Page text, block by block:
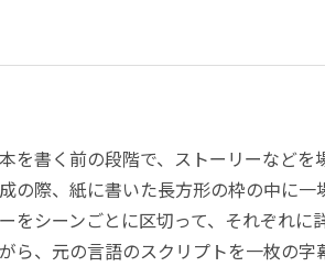
を書く前の段階で、ストーリーなど
の際、紙に書いた長方形の枠の中に
をシーンごとに区切って、それぞれ
ら、元の言語のスクリプトを一枚の字